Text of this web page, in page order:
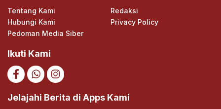
Tentang Kami
Redaksi
Hubungi Kami
Privacy Policy
Pedoman Media Siber
Ikuti Kami
Jelajahi Berita di Apps Kami